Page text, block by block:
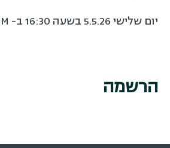
יום שלישי 5.5.26 בשעה 16:30 ב- ZOOM.
הרשמה